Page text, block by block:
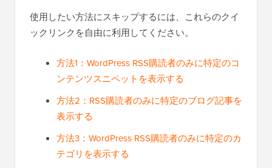
使用したい方法にスキップするには、これらのクイ
ックリンクを自由に利用してください。
方法1：WordPress RSS購読者のみに特定のコ
ンテンツスニペットを表示する
方法2：RSS購読者のみに特定のブログ記事を
表示する
方法3：WordPress RSS購読者のみに特定のカ
テゴリを表示する